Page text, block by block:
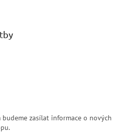
zasílat informace o nových